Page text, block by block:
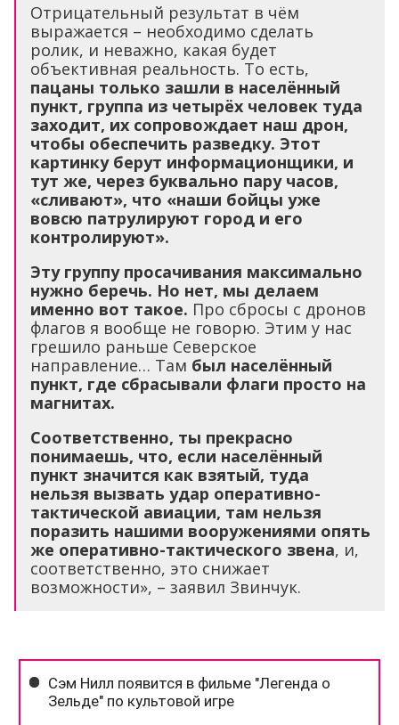
Отрицательный результат в чём
выражается – необходимо сделать
ролик, и неважно, какая будет
объективная реальность. То есть,
пацаны только зашли в населённый
пункт, группа из четырёх человек туда
заходит, их сопровождает наш дрон,
чтобы обеспечить разведку. Этот
картинку берут информационщики, и
тут же, через буквально пару часов,
«сливают», что «наши бойцы уже
вовсю патрулируют город и его
контролируют».
Эту группу просачивания максимально
нужно беречь. Но нет, мы делаем
именно вот такое. Про сбросы с дронов
флагов я вообще не говорю. Этим у нас
грешило раньше Северское
направление… Там был населённый
пункт, где сбрасывали флаги просто на
магнитах.
Соответственно, ты прекрасно
понимаешь, что, если населённый
пункт значится как взятый, туда
нельзя вызвать удар оперативно-
тактической авиации, там нельзя
поразить нашими вооружениями опять
же оперативно-тактического звена, и,
соответственно, это снижает
возможности», – заявил Звинчук.